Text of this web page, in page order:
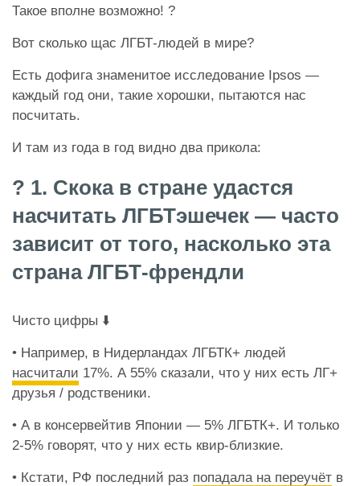
Такое вполне возможно! ?
Вот сколько щас ЛГБТ-людей в мире?
Есть дофига знаменитое исследование Ipsos —
каждый год они, такие хорошки, пытаются нас
посчитать.
И там из года в год видно два прикола:
? 1. Скока в стране удастся
насчитать ЛГБТэшечек — часто
зависит от того, насколько эта
страна ЛГБТ-френдли
Чисто цифры ⬇️
• Например, в Нидерландах ЛГБТК+ людей
насчитали 17%. А 55% сказали, что у них есть ЛГ+
друзья / родственики.
• А в консервейтив Японии — 5% ЛГБТК+. И только
2-5% говорят, что у них есть квир-близкие.
• Кстати, РФ последний раз попадала на переучёт в